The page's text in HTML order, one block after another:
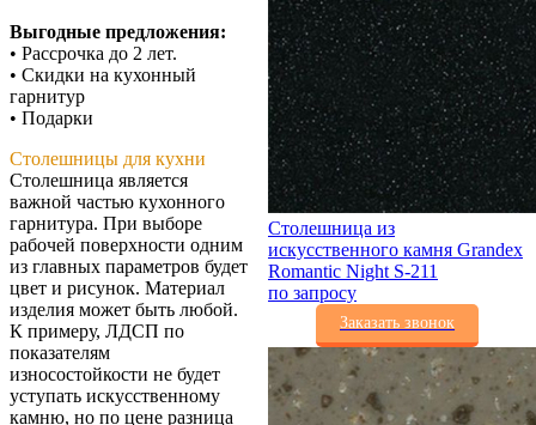
Выгодные предложения:
• Рассрочка до 2 лет.
• Скидки на кухонный
гарнитур
• Подарки
Столешницы для кухни
Столешница является
важной частью кухонного
гарнитура. При выборе
рабочей поверхности одним
из главных параметров будет
цвет и рисунок. Материал
изделия может быть любой.
К примеру, ЛДСП по
показателям
износостойкости не будет
уступать искусственному
камню, но по цене разница
Столешница из
искусственного камня Grandex
Romantic Night S-211
по запросу
Заказать звонок